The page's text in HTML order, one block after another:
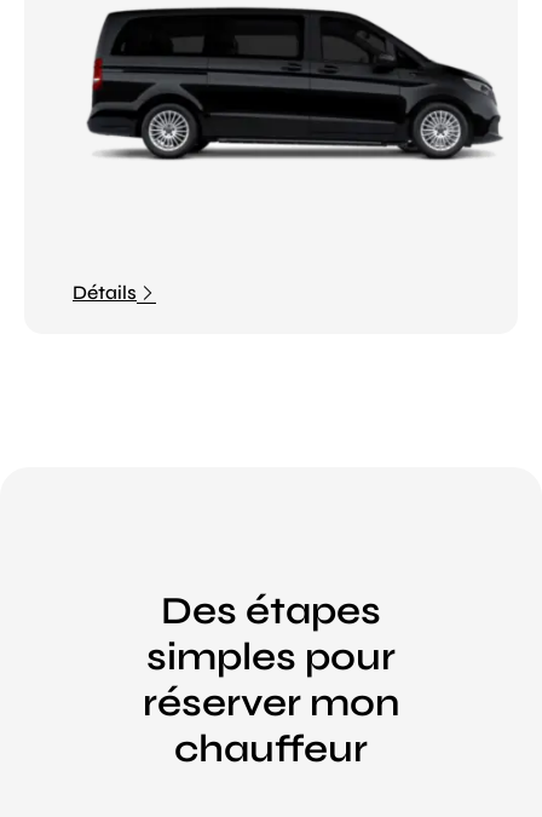
Détails
Des étapes
simples pour
réserver mon
chauffeur